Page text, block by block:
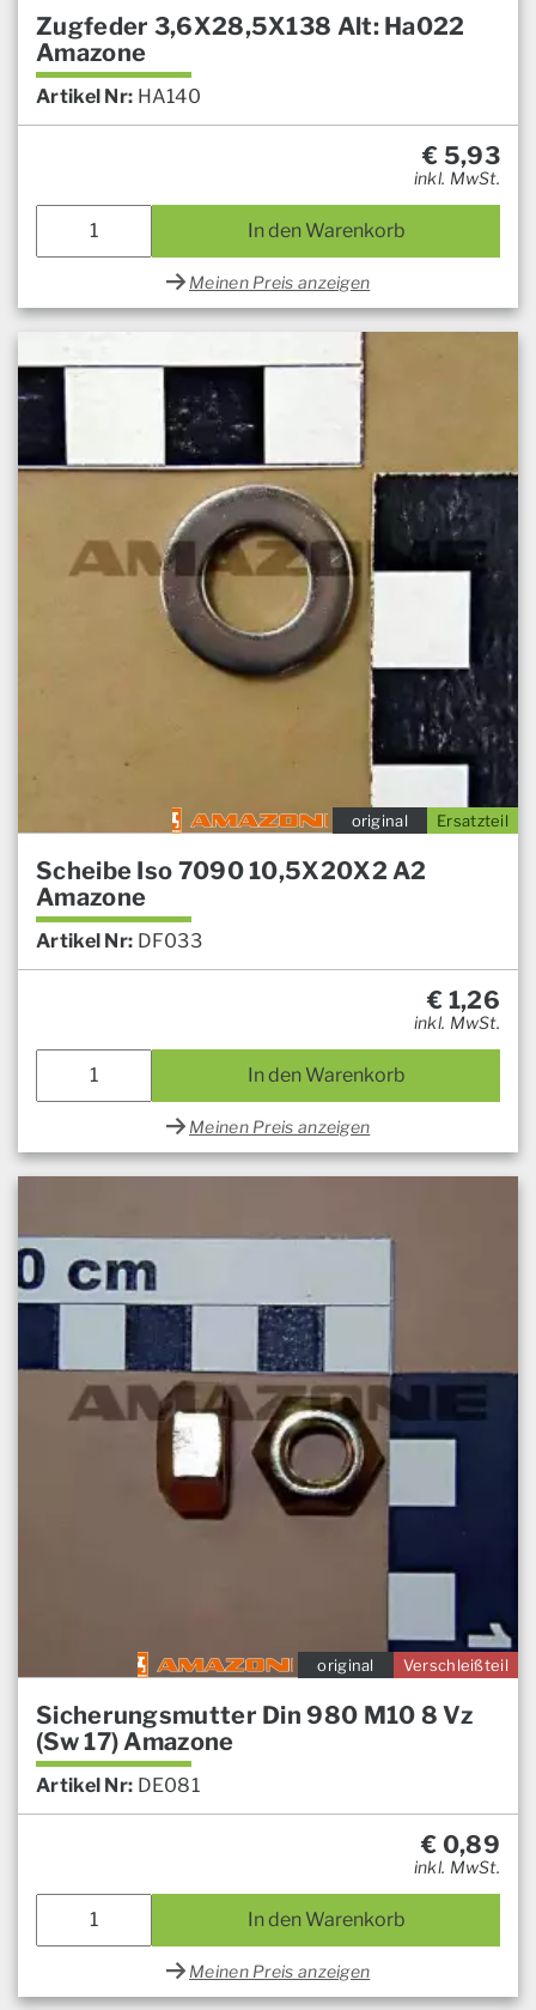
Zugfeder 3,6X28,5X138 Alt: Ha022
Amazone
Artikel Nr: HA140
€ 5,93
inkl. MwSt.
In den Warenkorb
Meinen Preis anzeigen
Ersatzteil
original
Scheibe Iso 7090 10,5X20X2 A2
Amazone
Artikel Nr: DF033
€ 1,26
inkl. MwSt.
In den Warenkorb
Meinen Preis anzeigen
Verschleißteil
original
Sicherungsmutter Din 980 M10 8 Vz
(Sw 17) Amazone
Artikel Nr: DE081
€ 0,89
inkl. MwSt.
In den Warenkorb
Meinen Preis anzeigen